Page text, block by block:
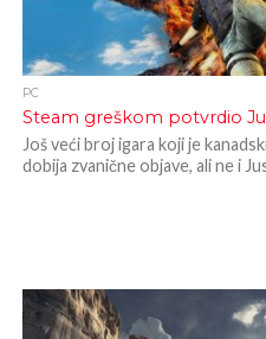
PC
Steam greškom potvrdio
Još veći broj igara koji je
dobija zvanične objave, ali ne i